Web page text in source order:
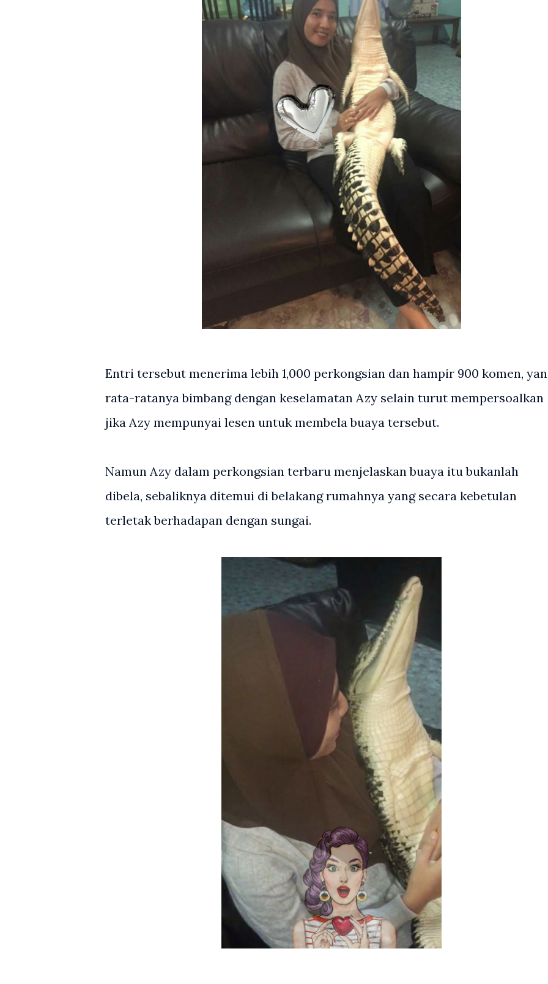
Entri tersebut menerima lebih 1,000 perkongsian dan hampir 900 komen,
rata-ratanya bimbang dengan keselamatan Azy selain turut mempersoalkan
jika Azy mempunyai lesen untuk membela buaya tersebut.
Namun Azy dalam perkongsian terbaru menjelaskan buaya itu bukanlah
dibela, sebaliknya ditemui di belakang rumahnya yang secara kebetulan
terletak berhadapan dengan sungai.